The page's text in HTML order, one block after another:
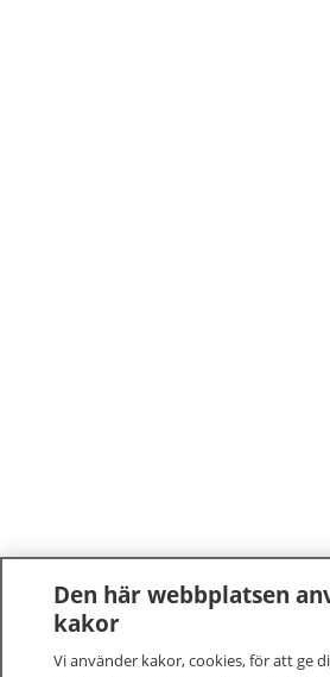
Den här webbplatsen
kakor
Vi använder kakor, cookies, för att ge